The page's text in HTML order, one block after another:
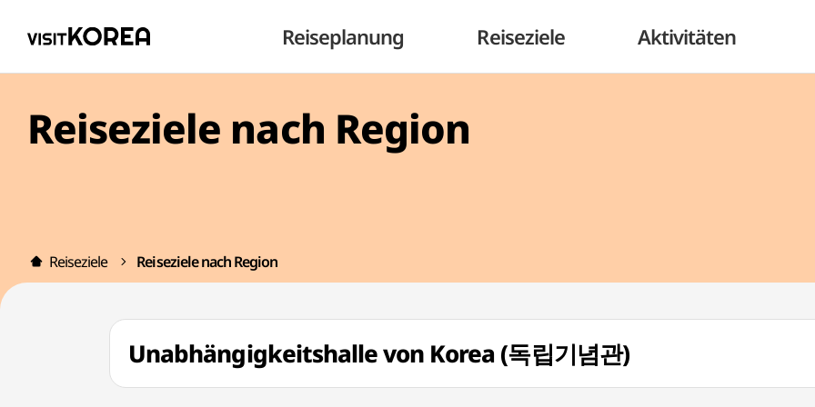
Reiseplanung Reiseziele Aktivitäten
Reiseziele nach Region
Reiseziele Reiseziele nach Region
Unabhängigkeitshalle von Korea (독립기념관)